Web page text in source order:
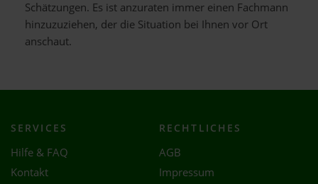
Schätzungen. Es ist anzuraten immer einen Fachmann
hinzuzuziehen, der die Situation bei Ihnen vor Ort
anschaut.
SERVICES
Hilfe & FAQ
Kontakt
RECHTLICHES
AGB
Impressum